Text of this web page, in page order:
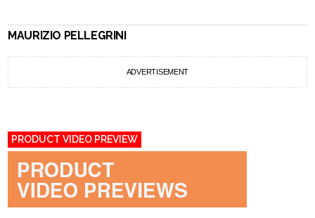
MAURIZIO PELLEGRINI
ADVERTISEMENT
PRODUCT VIDEO PREVIEW